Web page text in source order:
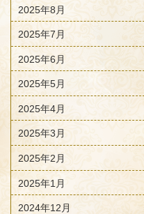
2025年8月
2025年7月
2025年6月
2025年5月
2025年4月
2025年3月
2025年2月
2025年1月
2024年12月